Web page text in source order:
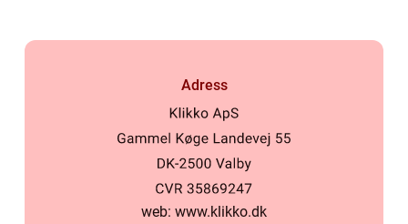
Adress
web: www.klikko.dk